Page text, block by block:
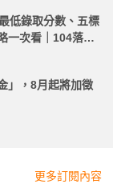
低錄取分數、五標
一次看｜104落點
」，8月起將加徵
更多訂閱內容